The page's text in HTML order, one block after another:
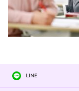
LINE